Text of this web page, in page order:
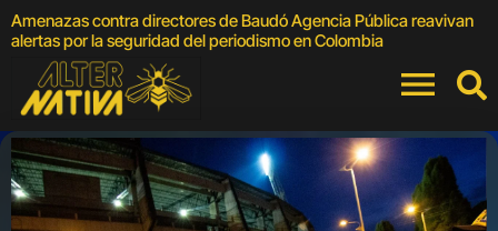
Amenazas contra directores de Baudó Agencia Pública reavivan
alertas por la seguridad del periodismo en Colombia